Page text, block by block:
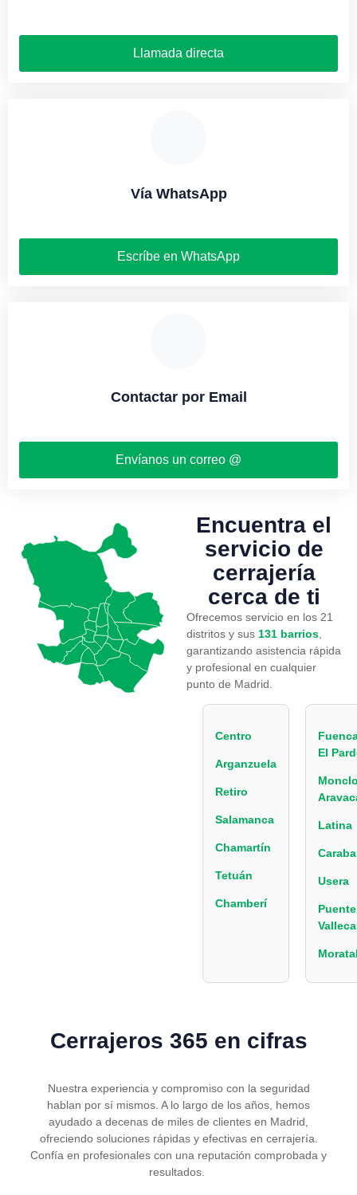
Llamada directa
Vía WhatsApp
Escríbe en WhatsApp
Contactar por Email
Envíanos un correo @
Encuentra el
servicio de
cerrajería
cerca de ti
Ofrecemos servicio en los 21
distritos y sus 131 barrios
garantizando asistencia rápida
y profesional en cualquier
punto de Madrid.
Centro
Arganzuela
Retiro
Salamanca
Chamartín
Tetuán
Chamberí
El
Latina
Usera
Cerrajeros 365 en cifras
Nuestra experiencia y compromiso con la seguridad
hablan por sí mismos. A lo largo de los años, hemos
ayudado a decenas de miles de clientes en Madrid,
ofreciendo soluciones rápidas y efectivas en cerrajería.
Confía en profesionales con una reputación comprobada y
resultados.